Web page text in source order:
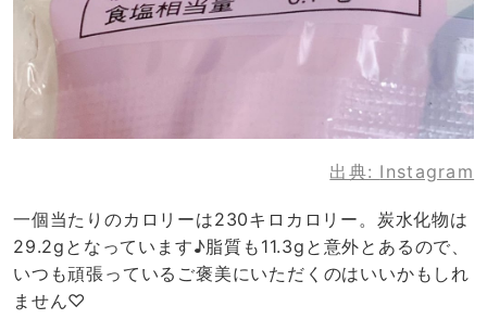
出典: Instagram
一個当たりのカロリーは230キロカロリー。炭水化物は
29.2gとなっています♪脂質も11.3gと意外とあるので、
いつも頑張っているご褒美にいただくのはいいかもしれ
ません♡